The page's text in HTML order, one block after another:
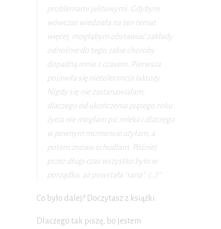
problemami jelitowymi. Gdybym
wówczas wiedziała na ten temat
więcej, mogłabym obstawiać zakłady
odnośnie do tego, jakie choroby
dopadną mnie z czasem. Pierwsza
pojawiła się nietolerancja laktozy.
Nigdy się nie zastanawiałam,
dlaczego od ukończenia piątego roku
życia nie mogłam pić mleka i dlaczego
w pewnym momencie utyłam, a
potem znowu schudłam. Później
przez długi czas wszystko było w
porządku, aż powstała “rana”. (…)”
Co było dalej? Doczytasz z książki.
Dlaczego tak piszę, bo jestem